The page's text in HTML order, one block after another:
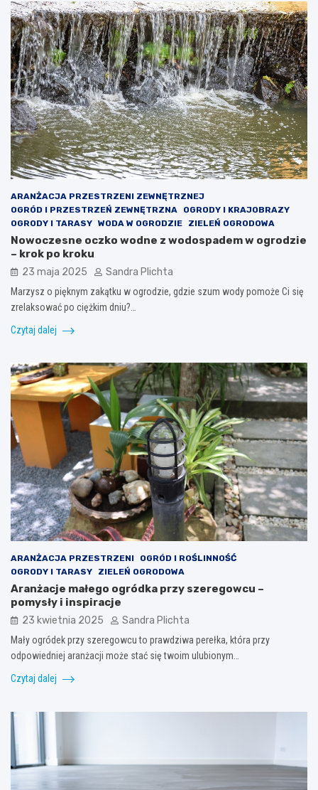
ARANŻACJA PRZESTRZENI ZEWNĘTRZNEJ
OGRÓD I PRZESTRZEŃ ZEWNĘTRZNA
OGRODY I KRAJOBRAZY
OGRODY I TARASY WODA W OGRODZIE ZIELEŃ OGRODOWA
Nowoczesne oczko wodne z wodospadem w ogrodzie
– krok po kroku
23 maja 2025 Sandra Plichta
Marzysz o pięknym zakątku w ogrodzie, gdzie szum wody pomoże Ci się
zrelaksować po ciężkim dniu?…
Czytaj dalej
ARANŻACJA PRZESTRZENI
OGRÓD I ROŚLINNOŚĆ
OGRODY I TARASY
ZIELEŃ OGRODOWA
Aranżacje małego ogródka przy szeregowcu –
pomysły i inspiracje
23 kwietnia 2025 Sandra Plichta
Mały ogródek przy szeregowcu to prawdziwa perełka, która przy
odpowiedniej aranżacji może stać się twoim ulubionym…
Czytaj dalej